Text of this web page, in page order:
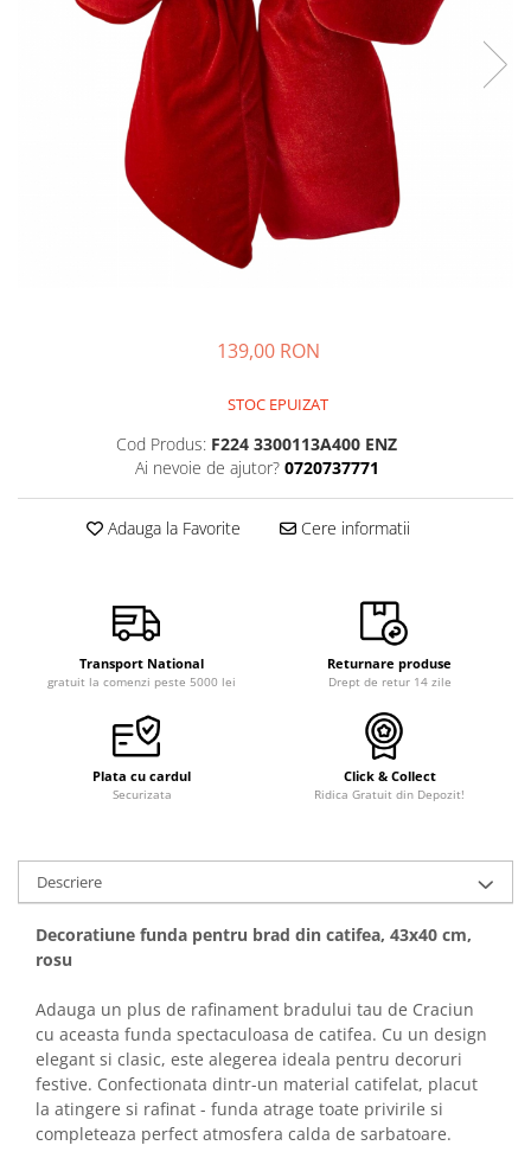
139,00 RON
STOC EPUIZAT
Cod Produs: F224 3300113A400 ENZ
Ai nevoie de ajutor? 0720737771
Adauga la Favorite Cere informatii
Transport National
gratuit la comenzi peste 5000 lei
Returnare produse
Drept de retur 14 zile
Plata cu cardul
Securizata
Click & Collect
Ridica Gratuit din Depozit!
Descriere
Decoratiune funda pentru brad din catifea, 43x40 cm,
rosu
Adauga un plus de rafinament bradului tau de Craciun
cu aceasta funda spectaculoasa de catifea. Cu un design
elegant si clasic, este alegerea ideala pentru decoruri
festive. Confectionata dintr-un material catifelat, placut
la atingere si rafinat - funda atrage toate privirile si
completeaza perfect atmosfera calda de sarbatoare.